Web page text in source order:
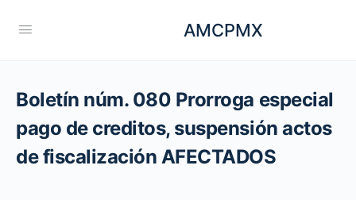
AMCPMX
Boletín núm. 080 Prorroga especial
pago de creditos, suspensión actos
de fiscalización AFECTADOS